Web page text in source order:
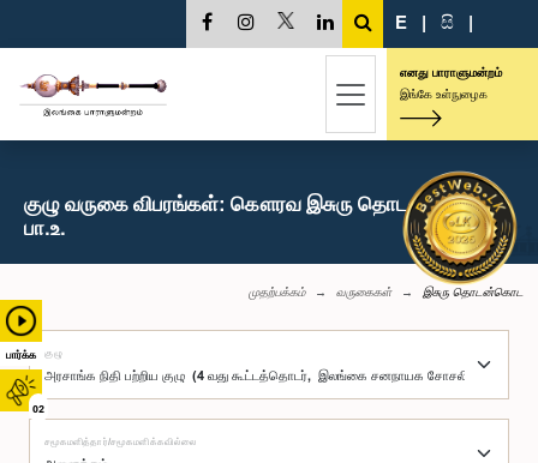
பார்க்க
02
E | සි |
எனது பாராளுமன்றம்
இங்கே உள்நுழைக
குழு வருகை விபரங்கள்: கௌரவ இசுரு தொடன்கொட,
பா.உ.
முதற்பக்கம் வருகைகள் இசுரு தொடன்கொட
குழு
சமூகமளித்தார்/சமூகமளிக்கவில்லை